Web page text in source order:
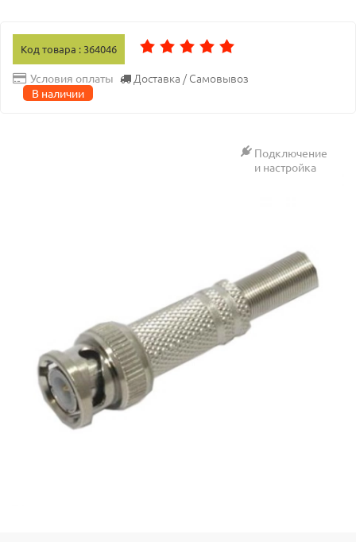
Код товара : 364046
Условия оплаты Доставка / Самовывоз
В наличии
Подключение
и настройка